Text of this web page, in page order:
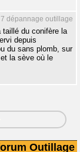
dépannage outillage
taillé du conifère la
depuis
du sans plomb, sur
la sève où le
Outillage